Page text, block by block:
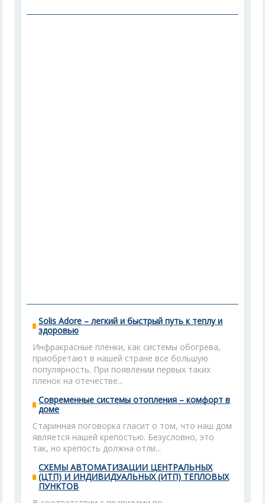
Solis Adore – легкий и быстрый путь к теплу и
здоровью
Инфракрасные пленки, как системы обогрева,
приобретают в нашей стране все большую
популярность. При появлении первых таких
пленок на отечестве...
Современные системы отопления – комфорт в
доме
Старинная поговорка гласит о том, что наш дом
является нашей крепостью. Безусловно, это
так, но крепость должна отли...
СХЕМЫ АВТОМАТИЗАЦИИ ЦЕНТРАЛЬНЫХ
(ЦТП) И ИНДИВИДУАЛЬНЫХ (ИТП) ТЕПЛОВЫХ
ПУНКТОВ